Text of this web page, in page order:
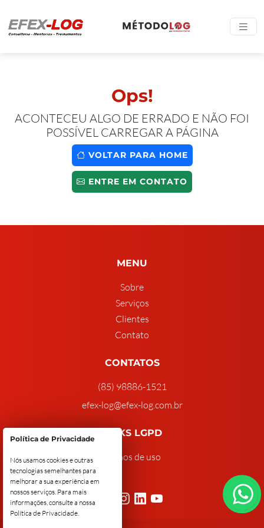
Ops!
ACONTECEU ALGO DE ERRADO E NÃO FOI
POSSÍVEL CARREGAR A PÁGINA
VOLTAR PARA HOME
ENTRE EM CONTATO
MENU
Sobre
Serviços
Clientes
Contato
CONTATOS
(85) 98886-1521
efex-log@efex-log.com.br
LINKS LGPD
Termos de uso
Política de Privacidade
Nós usamos cookies e outras
tecnologias semelhantes para
melhorar a sua experiência em
nossos serviços. Para mais
informações, consulte a nossa
Política de Privacidade.